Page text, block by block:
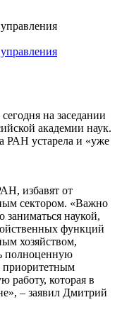
сегодня на заседании
академии наук.
РАН устарела и «уже
избавят от
сектором. «Важно
заниматься наукой,
функций
хозяйством,
полноценную
приоритетным
работу, которая в
– заявил Дмитрий